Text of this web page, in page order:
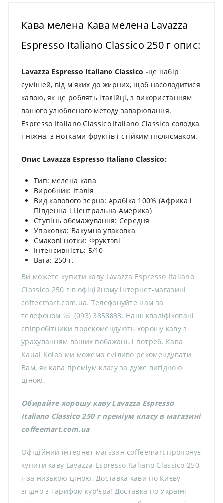
Кава мелена Кава мелена Lavazza
Espresso Italiano Classico 250 г опис:
Lavazza Espresso Italiano Classico -це набір
сумішей, від м'яких до жирних, щоб насолодитися
кавою, як це роблять італійці, з використанням
вашого улюбленого методу заварювання.
Espresso Italiano Classico Italiano Classico солодка
і ніжна, з нотками фруктів і стійким післясмаком.
Опис Lavazza Espresso Italiano Classico:
Тип: мелена кава
Виробник: Італія
Вид кавового зерна: Арабіка 100% (Африка і
Південна і Центральна Америка)
Ступінь обсмажування: Середня
Упаковка: Вакумна упаковка
Смакові нотки: Фруктові
Інтенсивність: 5/10
Вага: 250 г.
Ви можете купити каву Lavazza Espresso Italiano
Classico 250 г в офіційному інтернет-магазині
coffeemart.com.ua. Телефонуйте нам за
телефоном ☏ (093) 3858833. Наші кваліфіковані
співробітники порекомендують хорошу каву з
урахуванням ваших побажань і потреб. Кава
Kauai Koloa ми можемо сміливо рекомендувати
Вам, як кава преміум класу за дуже вигідною
ціною.
Обирайте хорошу каву Lavazza Espresso
Italiano Classico 250 г преміум класу в магазині
coffeemart.com.ua
Офіційний інтернет магазин coffeemart пропонує
купити каву Lavazza Espresso Italiano Classico 250
г за низькою ціною. Доставка кави по Києву
згідно з тарифом кур'єра! Доставка по Україні